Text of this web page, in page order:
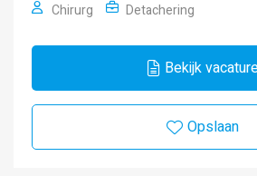
Chirurg
Detachering
Bekijk
Opslaan